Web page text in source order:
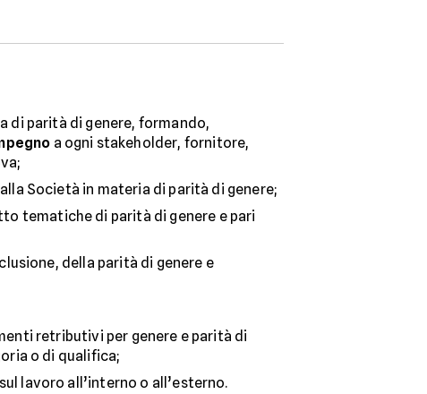
di parità di genere, formando,
a ogni stakeholder, fornitore,
Società in materia di parità di genere;
tematiche di parità di genere e pari
della parità di genere e
retributivi per genere e parità di
o di qualifica;
lavoro all’interno o all’esterno.